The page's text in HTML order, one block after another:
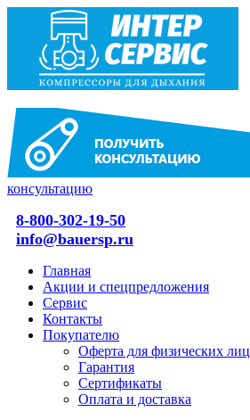
консультацию
8-800-302-19-50
info@bauersp.ru
Главная
Акции и спецпредложения
Сервис
Контакты
Покупателю
Оферта для физических лиц
Гарантия
Сертификаты
Оплата и доставка